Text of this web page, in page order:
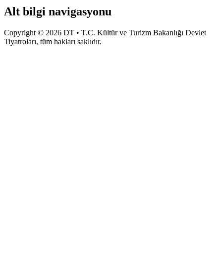
Alt bilgi navigasyonu
Copyright © 2026 DT • T.C. Kültür ve Turizm Bakanlığı Devlet
Tiyatroları, tüm hakları saklıdır.